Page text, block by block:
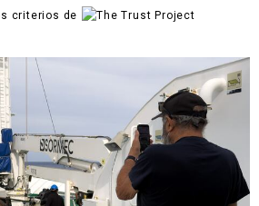
criterios de